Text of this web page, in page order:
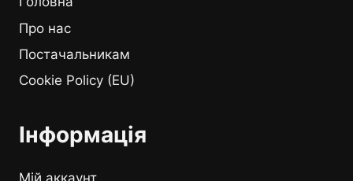
Про нас
Постачальникам
Cookie Policy (EU)
Інформація
Мій аккаунт